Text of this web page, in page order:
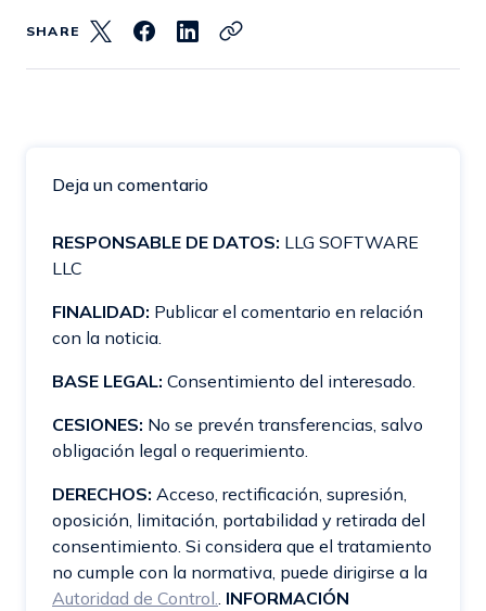
SHARE
Deja un comentario
RESPONSABLE DE DATOS: LLG SOFTWARE
LLC
FINALIDAD: Publicar el comentario en relación
con la noticia.
BASE LEGAL: Consentimiento del interesado.
CESIONES: No se prevén transferencias, salvo
obligación legal o requerimiento.
DERECHOS: Acceso, rectificación, supresión,
oposición, limitación, portabilidad y retirada del
consentimiento. Si considera que el tratamiento
no cumple con la normativa, puede dirigirse a la
Autoridad de Control. INFORMACIÓN